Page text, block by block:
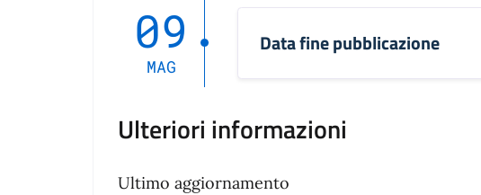
09
MAG
Data fine pubblicazione
Ulteriori informazioni
Ultimo aggiornamento